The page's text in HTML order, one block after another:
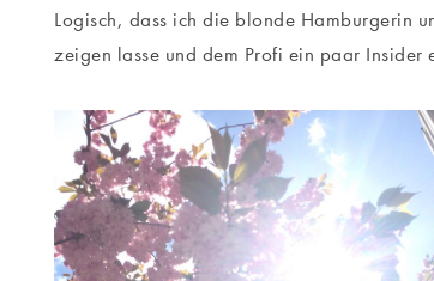
Logisch, dass ich die blonde Hamburgerin
zeigen lasse und dem Profi ein paar Insider